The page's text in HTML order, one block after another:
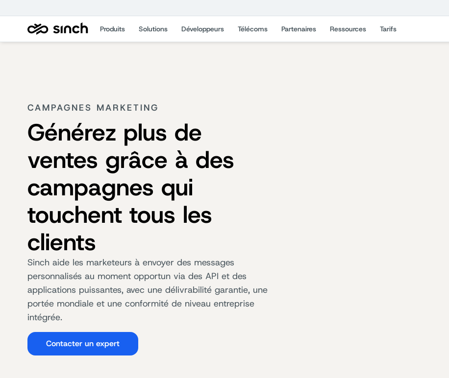
Produits Solutions Développeurs Télécoms Partenaires Ressources Tarifs
CAMPAGNES MARKETING
Générez plus de
ventes grâce à des
campagnes qui
touchent tous les
clients
Sinch aide les marketeurs à envoyer des messages
personnalisés au moment opportun via des API et des
applications puissantes, avec une délivrabilité garantie, une
portée mondiale et une conformité de niveau entreprise
intégrée.
Contacter un expert